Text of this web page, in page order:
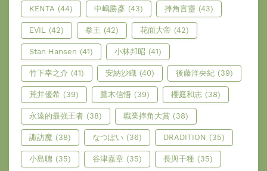
KENTA (44) 中嶋勝彥 (43) 摔角言靈 (43)
EVIL (42) 拳王 (42) 花面大帝 (42)
Stan Hansen (41) 小林邦昭 (41)
竹下幸之介 (41) 安納沙織 (40) 後藤洋央紀 (39)
荒井優希 (39) 鷹木信悟 (39) 櫻庭和志 (38)
永遠的最強王者 (38) 職業摔角大賞 (38)
諏訪魔 (38) なつぽい (36) DRADITION (35)
小島聰 (35) 谷津嘉章 (35) 長與千種 (35)